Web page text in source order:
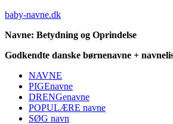
baby-navne.dk
Navne: Betydning og Oprindelse
Godkendte danske børnenavne +
NAVNE
PIGEnavne
DRENGenavne
POPULÆRE navne
SØG navn